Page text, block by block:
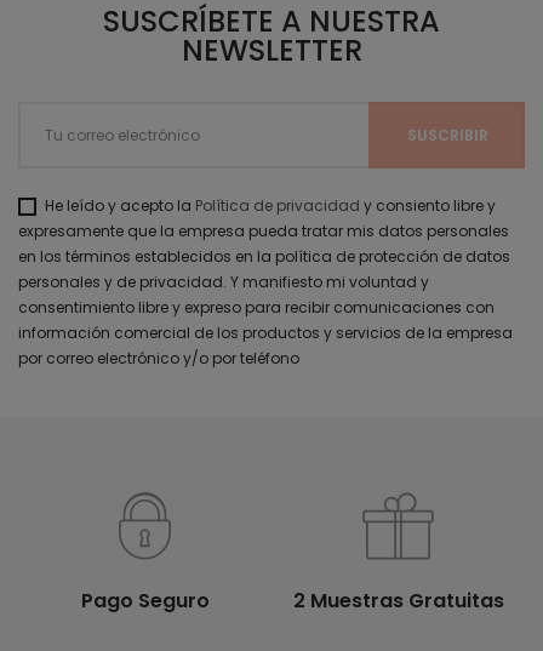
SUSCRÍBETE A NUESTRA
NEWSLETTER
He leído y acepto la Política de privacidad y consiento libre y
expresamente que la empresa pueda tratar mis datos personales
en los términos establecidos en la política de protección de datos
personales y de privacidad. Y manifiesto mi voluntad y
consentimiento libre y expreso para recibir comunicaciones con
información comercial de los productos y servicios de la empresa
por correo electrónico y/o por teléfono
Pago Seguro 2 Muestras Gratuitas